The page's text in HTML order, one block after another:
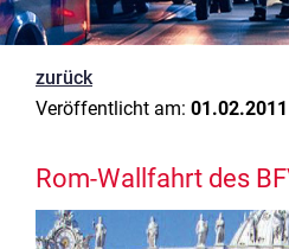
zurück
Veröffentlicht am: 01.02.2011
Rom-Wallfahrt des